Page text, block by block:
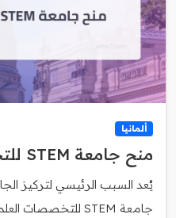
ألمانيا
منح جامعة STEM للتخصصات العلمية
يُعد السبب الرئيسي لتركيز
جامعة STEM للتخصصات العلمية هو إدراكها أن...